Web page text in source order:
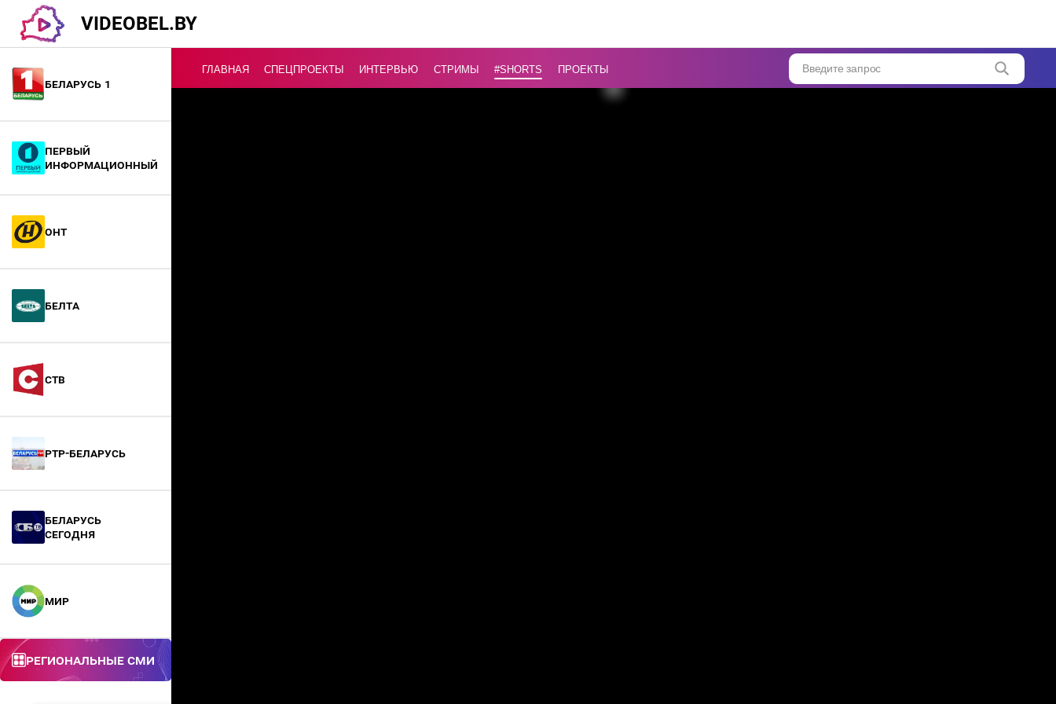
VIDEOBEL.BY
Беларусь 1
Первый
информационный
ОНТ
БелТА
СТВ
РТР-Беларусь
БЕЛАРУСЬ
СЕГОДНЯ
МИР
Региональные СМИ
ГЛАВНАЯ СПЕЦПРОЕКТЫ ИНТЕРВЬЮ СТРИМЫ #Shorts ПРОЕКТЫ Введите запрос
ПОКОРИЛА
белорусок...